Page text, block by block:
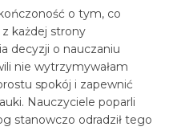
o tym, co
każdej strony
decyzji o nauczaniu
nie wytrzymywałam
spokój i zapewnić
Nauczyciele poparli
stanowczo odradził tego